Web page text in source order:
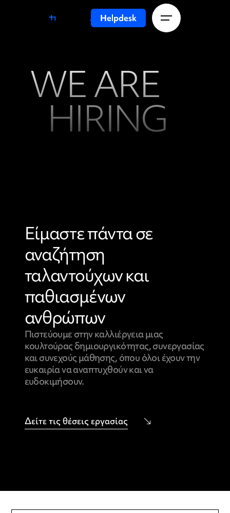
Helpdesk
WE ARE
HIRING
Είμαστε πάντα σε
αναζήτηση
ταλαντούχων και
παθιασμένων
ανθρώπων
Πιστεύουμε στην καλλιέργεια μιας
κουλτούρας δημιουργικότητας, συνεργασίας
και συνεχούς μάθησης, όπου όλοι έχουν την
ευκαιρία να αναπτυχθούν και να
ευδοκιμήσουν.
Δείτε τις θέσεις εργασίας